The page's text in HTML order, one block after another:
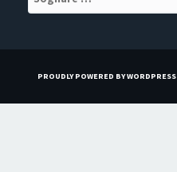
PROUDLY POWERED BY WORDPRESS